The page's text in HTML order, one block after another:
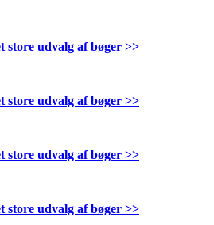
store udvalg af bøger >>
store udvalg af bøger >>
store udvalg af bøger >>
store udvalg af bøger >>